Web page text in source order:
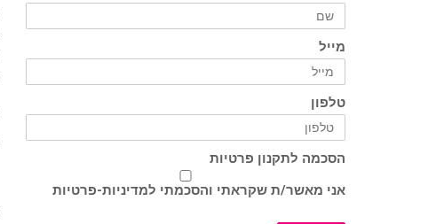
מייל
טלפון
הסכמה לתקנון פרטיות
אני מאשר/ת שקראתי והסכמתי למדיניות-פרטיות